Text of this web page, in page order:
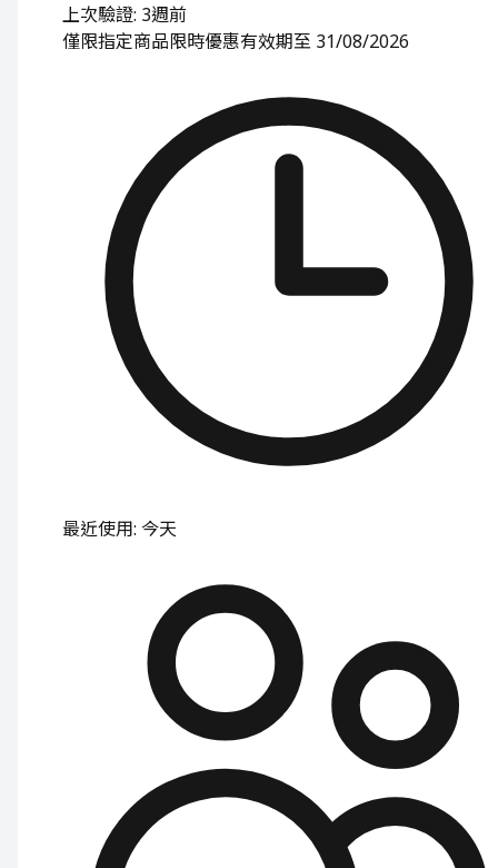
上次驗證: 3週前
僅限指定商品限時優惠有效期至 31/08/2026
最近使用: 今天